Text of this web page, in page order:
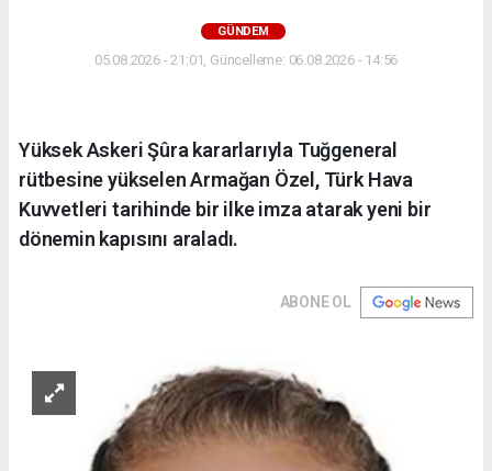
GÜNDEM
05.08.2026 - 21:01, Güncelleme: 06.08.2026 - 14:56
Yüksek Askeri Şûra kararlarıyla Tuğgeneral
rütbesine yükselen Armağan Özel, Türk Hava
Kuvvetleri tarihinde bir ilke imza atarak yeni bir
dönemin kapısını araladı.
ABONE OL